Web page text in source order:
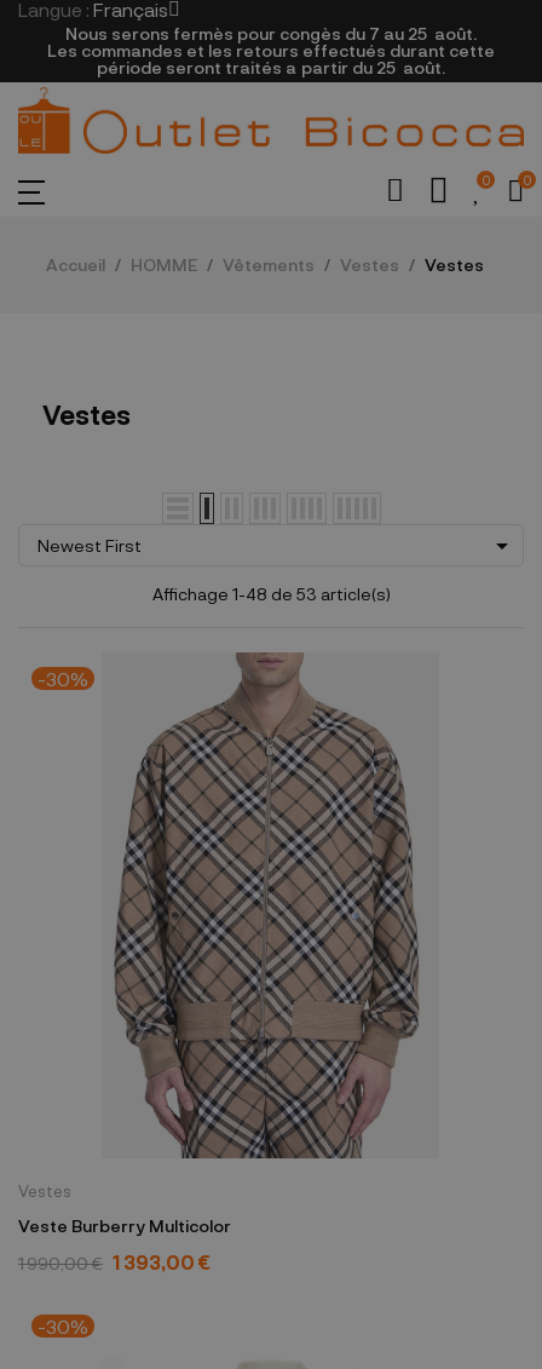
Langue : Français
Nous serons fermès pour congès du 7 au 25 août.
Les commandes et les retours effectués durant cette
période seront traités a partir du 25 août.
0 0
Accueil HOMME Vêtements Vestes Vestes
Vestes
Newest First 
Affichage 1-48 de 53 article(s)
-30%
Vestes
Veste Burberry Multicolor
1 990,00 € 1 393,00 €
-30%